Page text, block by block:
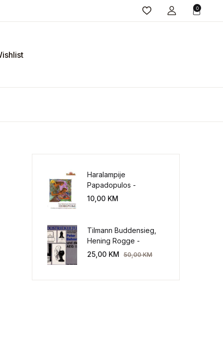
0
Haralampije
Papadopulos -
Poverenje: sloboda od
10,00 KM
Tilmann Buddensieg,
Hening Rogge -
Industriekultur: Peter
25,00 KM 50,00KM